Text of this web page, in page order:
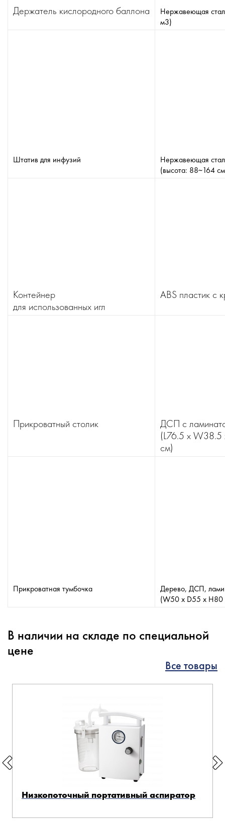
Держатель кислородного баллона
Нержавеющая
м3)
Штатив для инфузий
Нержавеющая
(высота: 88~164
Контейнер
для использованных игл
ABS пластик с
Прикроватный столик
ДСП с
(L76.5 x W38.5
см)
Прикроватная тумбочка
Дерево, ДСП,
(W50 x D55 x H80
В наличии на складе по специальной
цене
Все товары
Низкопоточный портативный аспиратор